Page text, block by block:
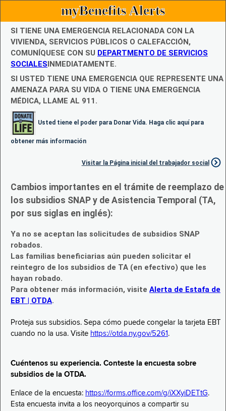
myBenefits Alerts
SI TIENE UNA EMERGENCIA RELACIONADA CON LA
VIVIENDA, SERVICIOS PÚBLICOS O CALEFACCIÓN,
COMUNÍQUESE CON SU DEPARTMENTO DE SERVICIOS
SOCIALESINMEDIATAMENTE.
SI USTED TIENE UNA EMERGENCIA QUE REPRESENTE UNA
AMENAZA PARA SU VIDA O TIENE UNA EMERGENCIA
MÉDICA, LLAME AL 911.
Usted tiene el poder para Donar Vida. Haga clic aquí para
obtener más información
Visitar la Página inicial del trabajador social
Cambios importantes en el trámite de reemplazo de
los subsidios SNAP y de Asistencia Temporal (TA,
por sus siglas en inglés):
Ya no se aceptan las solicitudes de subsidios SNAP
robados.
Las familias beneficiarias aún pueden solicitar el
reintegro de los subsidios de TA (en efectivo) que les
hayan robado.
Para obtener más información, visite Alerta de Estafa de
EBT | OTDA.
Proteja sus subsidios. Sepa cómo puede congelar la tarjeta EBT
cuando no la usa. Visite https://otda.ny.gov/5261 .
Cuéntenos su experiencia. Conteste la encuesta sobre
subsidios de la OTDA.
Enlace de la encuesta: https://forms.office.com/g/iXXyiDETtG.
Esta encuesta invita a los neoyorquinos a compartir su